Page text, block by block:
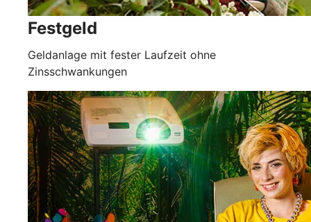
Festgeld
Geldanlage mit fester Laufzeit ohne
Zinsschwankungen